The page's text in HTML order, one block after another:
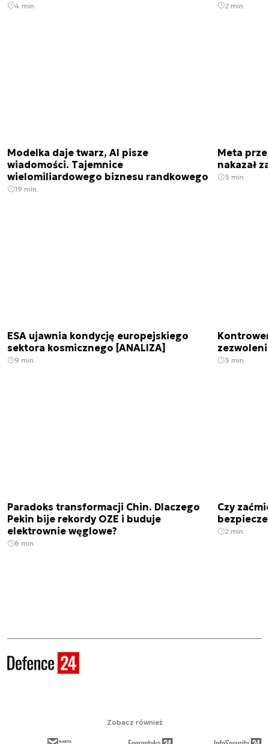
4 min. 2 min.
Modelka daje twarz, AI pisze
wiadomości. Tajemnice
wielomiliardowego biznesu randkowego
19 min.
Meta
nakazał
3 min.
ESA ujawnia kondycję europejskiego
sektora kosmicznego [ANALIZA]
9 min. 3 min.
Paradoks transformacji Chin. Dlaczego
Pekin bije rekordy OZE i buduje
elektrownie węglowe?
6 min.
Czy
2 min.
Zobacz również